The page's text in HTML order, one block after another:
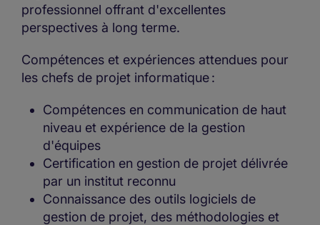
professionnel offrant d'excellentes
perspectives à long terme.
Compétences et expériences attendues pour
les chefs de projet informatique :
Compétences en communication de haut
niveau et expérience de la gestion
d'équipes
Certification en gestion de projet délivrée
par un institut reconnu
Connaissance des outils logiciels de
gestion de projet, des méthodologies et